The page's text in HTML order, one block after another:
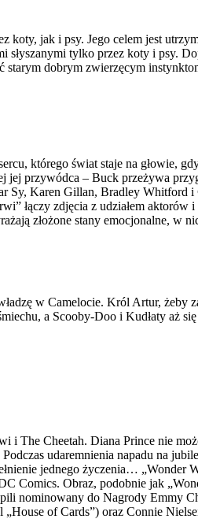
koty, jak i psy. Jego celem jest
słyszanymi tylko przez koty i psy.
dobrym zwierzęcym
którego świat staje na głowie,
przywódca – Buck przeżywa
Sy, Karen Gillan, Bradley Whitford
łączy zdjęcia z udziałem aktorów
złożone stany emocjonalne, w
w Camelocie. Król Artur, żeby
a Scooby-Doo i Kudłaty aż
The Cheetah. Diana Prince nie
udaremnienia napadu na
jednego życzenia… „Wonder
Comics. Obraz, podobnie jak
nominowany do Nagrody Emmy
of Cards”) oraz Connie